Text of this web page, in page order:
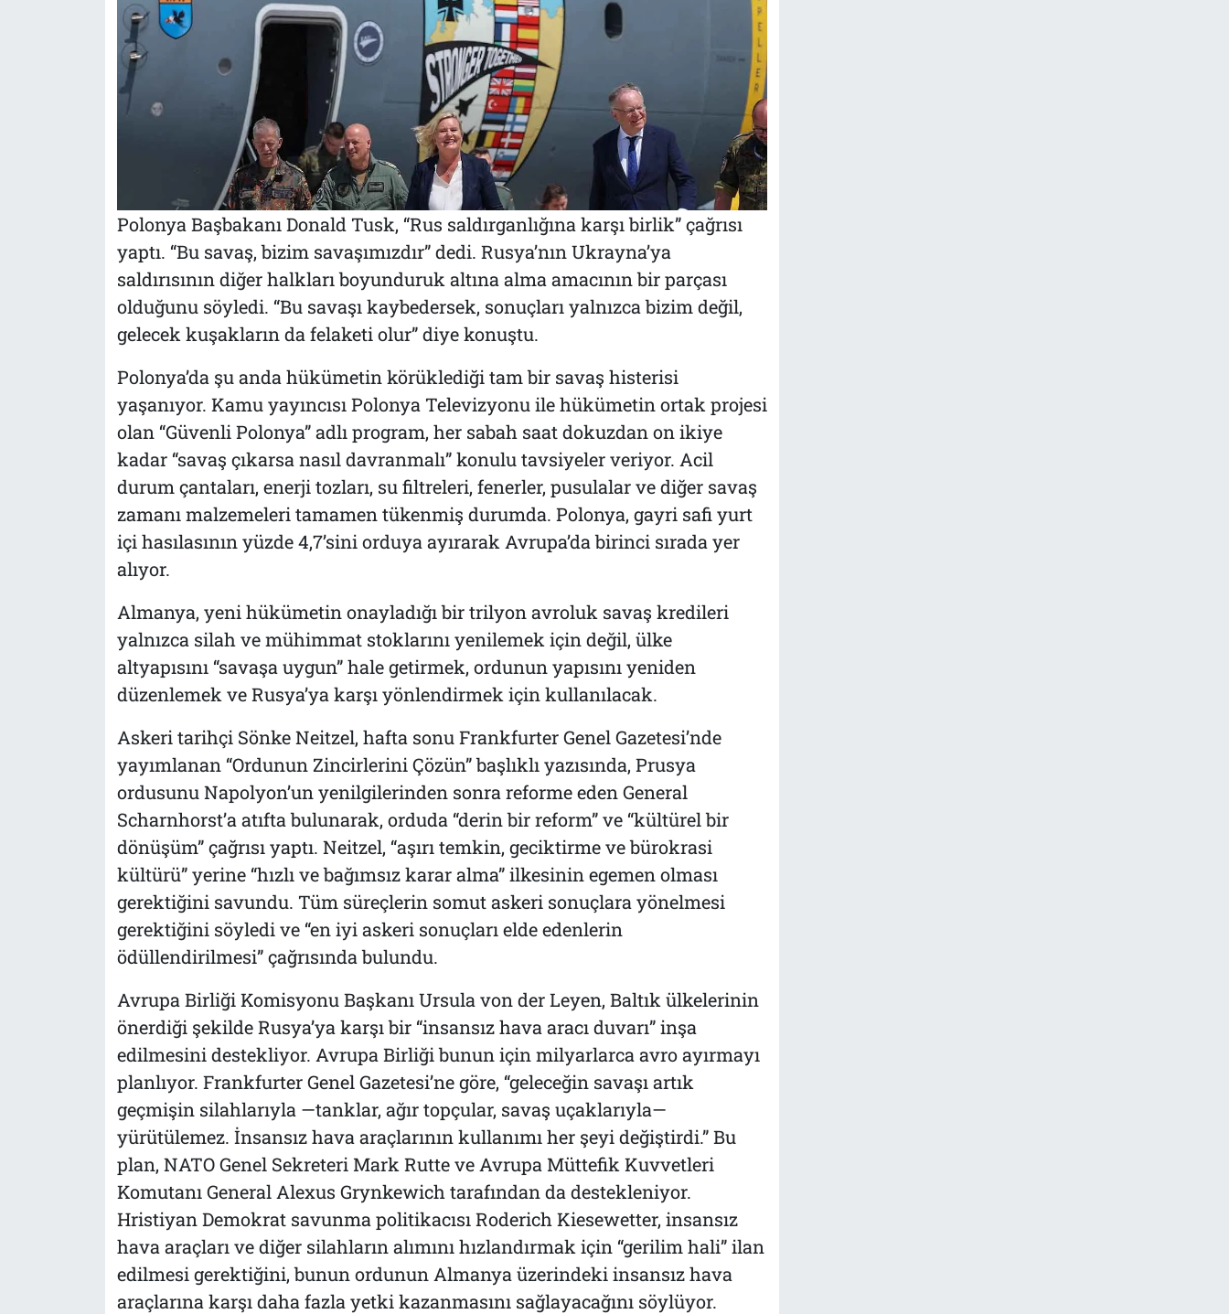
Polonya Başbakanı Donald Tusk, “Rus saldırganlığına karşı birlik” çağrısı
yaptı. “Bu savaş, bizim savaşımızdır” dedi. Rusya’nın Ukrayna’ya
saldırısının diğer halkları boyunduruk altına alma amacının bir parçası
olduğunu söyledi. “Bu savaşı kaybedersek, sonuçları yalnızca bizim değil,
gelecek kuşakların da felaketi olur” diye konuştu.
Polonya’da şu anda hükümetin körüklediği tam bir savaş histerisi
yaşanıyor. Kamu yayıncısı Polonya Televizyonu ile hükümetin ortak projesi
olan “Güvenli Polonya” adlı program, her sabah saat dokuzdan on ikiye
kadar “savaş çıkarsa nasıl davranmalı” konulu tavsiyeler veriyor. Acil
durum çantaları, enerji tozları, su filtreleri, fenerler, pusulalar ve diğer savaş
zamanı malzemeleri tamamen tükenmiş durumda. Polonya, gayri safi yurt
içi hasılasının yüzde 4,7’sini orduya ayırarak Avrupa’da birinci sırada yer
alıyor.
Almanya, yeni hükümetin onayladığı bir trilyon avroluk savaş kredileri
yalnızca silah ve mühimmat stoklarını yenilemek için değil, ülke
altyapısını “savaşa uygun” hale getirmek, ordunun yapısını yeniden
düzenlemek ve Rusya’ya karşı yönlendirmek için kullanılacak.
Askeri tarihçi Sönke Neitzel, hafta sonu Frankfurter Genel Gazetesi’nde
yayımlanan “Ordunun Zincirlerini Çözün” başlıklı yazısında, Prusya
ordusunu Napolyon’un yenilgilerinden sonra reforme eden General
Scharnhorst’a atıfta bulunarak, orduda “derin bir reform” ve “kültürel bir
dönüşüm” çağrısı yaptı. Neitzel, “aşırı temkin, geciktirme ve bürokrasi
kültürü” yerine “hızlı ve bağımsız karar alma” ilkesinin egemen olması
gerektiğini savundu. Tüm süreçlerin somut askeri sonuçlara yönelmesi
gerektiğini söyledi ve “en iyi askeri sonuçları elde edenlerin
ödüllendirilmesi” çağrısında bulundu.
Avrupa Birliği Komisyonu Başkanı Ursula von der Leyen, Baltık ülkelerinin
önerdiği şekilde Rusya’ya karşı bir “insansız hava aracı duvarı” inşa
edilmesini destekliyor. Avrupa Birliği bunun için milyarlarca avro ayırmayı
planlıyor. Frankfurter Genel Gazetesi’ne göre, “geleceğin savaşı artık
geçmişin silahlarıyla —tanklar, ağır topçular, savaş uçaklarıyla—
yürütülemez. İnsansız hava araçlarının kullanımı her şeyi değiştirdi.” Bu
plan, NATO Genel Sekreteri Mark Rutte ve Avrupa Müttefik Kuvvetleri
Komutanı General Alexus Grynkewich tarafından da destekleniyor.
Hristiyan Demokrat savunma politikacısı Roderich Kiesewetter, insansız
hava araçları ve diğer silahların alımını hızlandırmak için “gerilim hali” ilan
edilmesi gerektiğini, bunun ordunun Almanya üzerindeki insansız hava
araçlarına karşı daha fazla yetki kazanmasını sağlayacağını söylüyor.